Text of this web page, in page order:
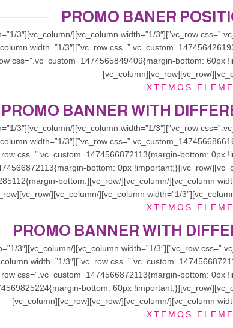
PROMO BANER
XTEMOS
PROMO BANNER WITH
vc_row][vc_row css=”.vc_custom_1474567285112{margin-bottom:
XTEMOS
PROMO BANNER WITH
XTEMOS